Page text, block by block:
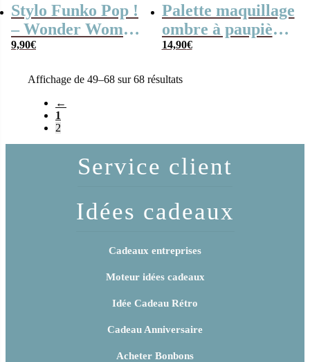
Stylo Funko Pop !
– Wonder Woman
1984 – Cheetah
9,90€
Palette maquillage
ombre à paupières
– FRIENDS
14,90€
Affichage de 49–68 sur 68 résultats
←
1
2
Service client
Idées cadeaux
Cadeaux entreprises
Moteur idées cadeaux
Idée Cadeau Rétro
Cadeau Anniversaire
Acheter Bonbons